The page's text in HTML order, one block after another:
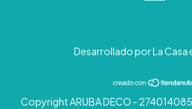
Desarrollado por La Casa
Copyright ARUBA DECO -